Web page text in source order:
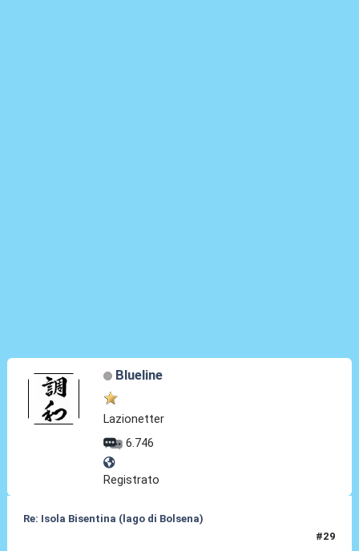
Blueline
Lazionetter
6.746
Registrato
Re: Isola Bisentina (lago di Bolsena)
#29